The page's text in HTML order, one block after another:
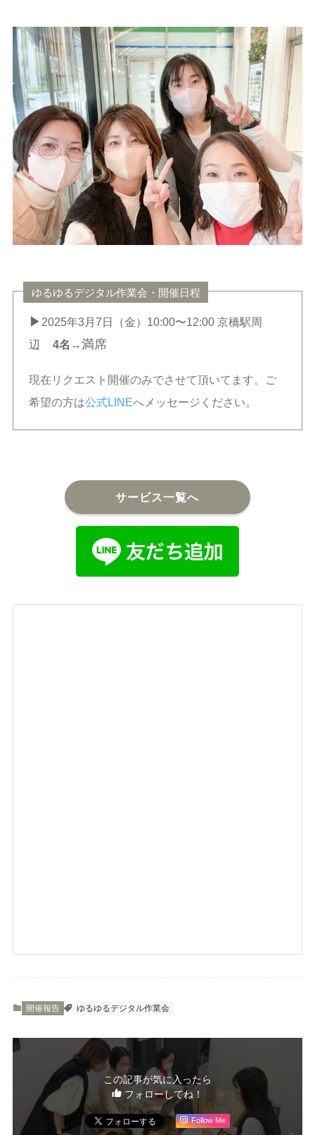
ゆるゆるデジタル作業会・開催日程
▶︎2025年3月7日（金）10:00〜12:00 京橋駅周
辺
4名→満席
現在リクエスト開催のみでさせて頂いてます。ご
希望の方は公式LINEへメッセージください。
サービス一覧へ
開催報告 ゆるゆるデジタル作業会
この記事が気に入ったら
フォローしてね！
Follow Me